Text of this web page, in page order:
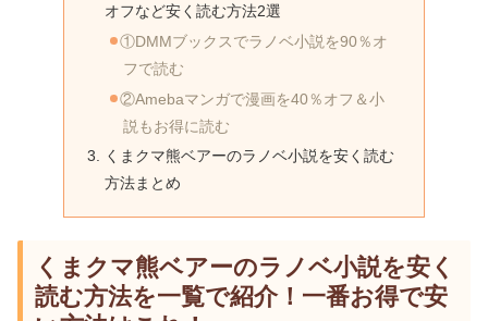
オフなど安く読む方法2選
①DMMブックスでラノベ小説を90％オ
フで読む
②Amebaマンガで漫画を40％オフ＆小
説もお得に読む
くまクマ熊ベアーのラノベ小説を安く読む
方法まとめ
くまクマ熊ベアーのラノベ小説を安く
読む方法を一覧で紹介！一番お得で安